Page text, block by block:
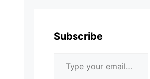
Subscribe